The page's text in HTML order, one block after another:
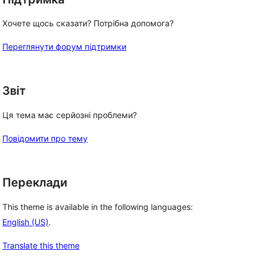
Хочете щось сказати? Потрібна допомога?
Переглянути форум підтримки
Звіт
Ця тема має серйозні проблеми?
Повідомити про тему
Переклади
This theme is available in the following languages:
English (US).
Translate this theme